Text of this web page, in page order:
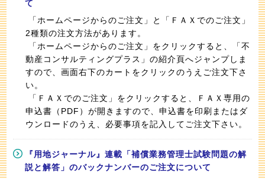
て
「ホームページからのご注文」と「ＦＡＸでのご注文」
2種類の注文方法があります。
「ホームページからのご注文」をクリックすると、「不
動産コンサルティングプラス」の紹介頁へジャンプしま
すので、画面右下のカートをクリックのうえご注文下さ
い。
「ＦＡＸでのご注文」をクリックすると、ＦＡＸ専用の
申込書（PDF）が開きますので、申込書を印刷またはダ
ウンロードのうえ、必要事項を記入してご注文下さい。
『用地ジャーナル』連載「補償業務管理士試験問題の解
説と解答」のバックナンバーのご注文について